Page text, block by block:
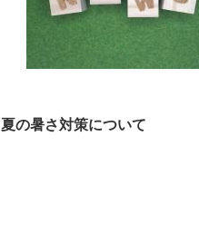
夏の暑さ対策について